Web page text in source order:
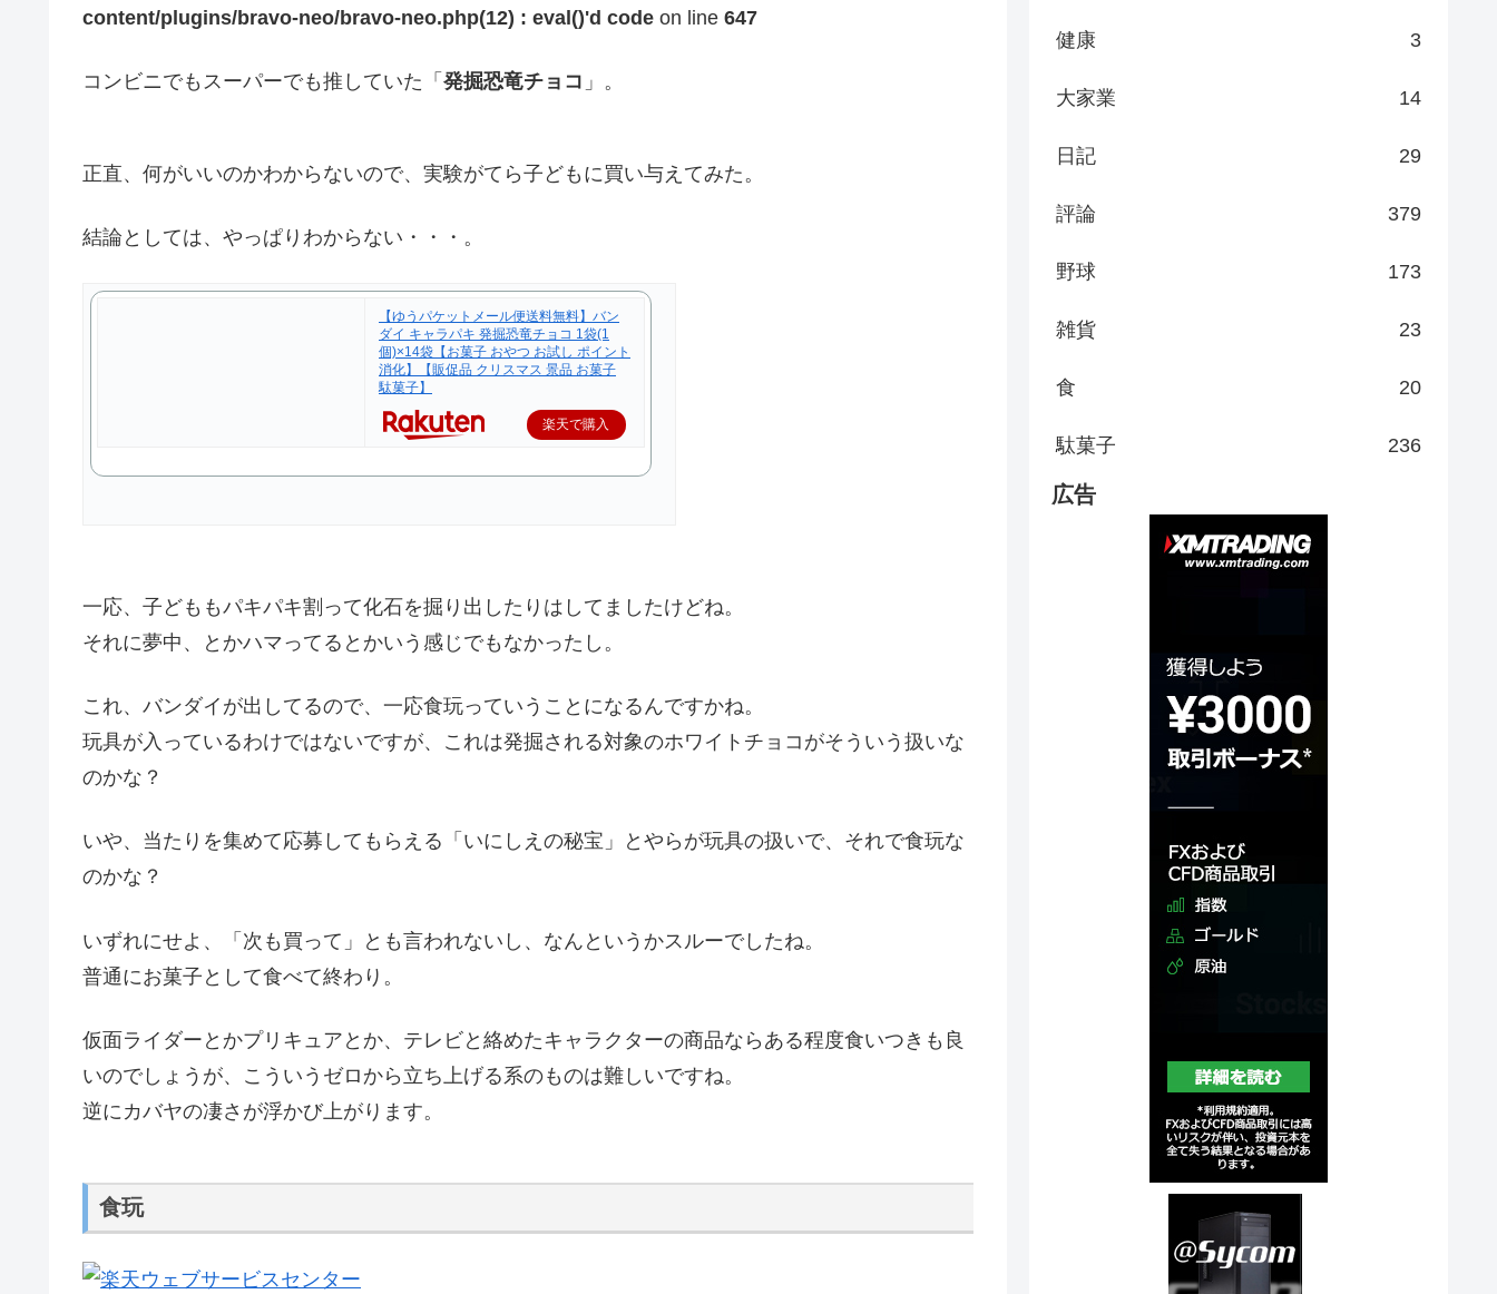
content/plugins/bravo-neo/bravo-neo.php(12) : eval()'d code on line 647
コンビニでもスーパーでも推していた「 発掘恐竜チョコ 」。
正直、何がいいのかわからないので、実験がてら子どもに買い与えてみた。
結論としては、やっぱりわからない・・・。
【ゆうパケットメール便送料無料】バン
ダイ キャラパキ 発掘恐竜チョコ 1袋(1
個)×14袋【お菓子 おやつ お試し ポイント
消化】【販促品 クリスマス 景品 お菓子
駄菓子】
楽天で購入
一応、子どももパキパキ割って化石を掘り出したりはしてましたけどね。
それに夢中、とかハマってるとかいう感じでもなかったし。
これ、バンダイが出してるので、一応食玩っていうことになるんですかね。
玩具が入っているわけではないですが、これは発掘される対象のホワイトチョコがそういう扱いな
のかな？
いや、当たりを集めて応募してもらえる「いにしえの秘宝」とやらが玩具の扱いで、それで食玩な
のかな？
いずれにせよ、「次も買って」とも言われないし、なんというかスルーでしたね。
普通にお菓子として食べて終わり。
仮面ライダーとかプリキュアとか、テレビと絡めたキャラクターの商品ならある程度食いつきも良
いのでしょうが、こういうゼロから立ち上げる系のものは難しいですね。
逆にカバヤの凄さが浮かび上がります。
食玩
健康 3
大家業 14
日記 29
評論 379
野球 173
雑貨 23
食 20
駄菓子 236
広告